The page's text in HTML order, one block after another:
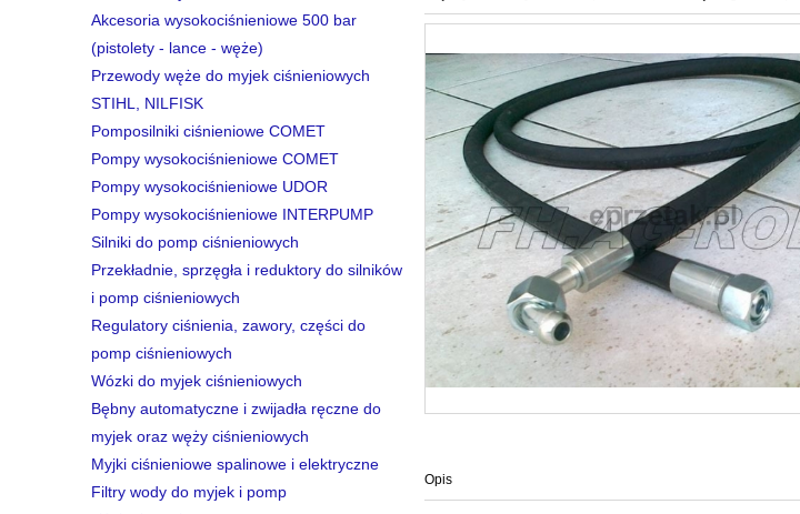
Akcesoria wysokociśnieniowe 500 bar
(pistolety - lance - węże)
Przewody węże do myjek ciśnieniowych
STIHL, NILFISK
Pomposilniki ciśnieniowe COMET
Pompy wysokociśnieniowe COMET
Pompy wysokociśnieniowe UDOR
Pompy wysokociśnieniowe INTERPUMP
Silniki do pomp ciśnieniowych
Przekładnie, sprzęgła i reduktory do silników
i pomp ciśnieniowych
Regulatory ciśnienia, zawory, części do
pomp ciśnieniowych
Wózki do myjek ciśnieniowych
Bębny automatyczne i zwijadła ręczne do
myjek oraz węży ciśnieniowych
Myjki ciśnieniowe spalinowe i elektryczne
Filtry wody do myjek i pomp
Opis